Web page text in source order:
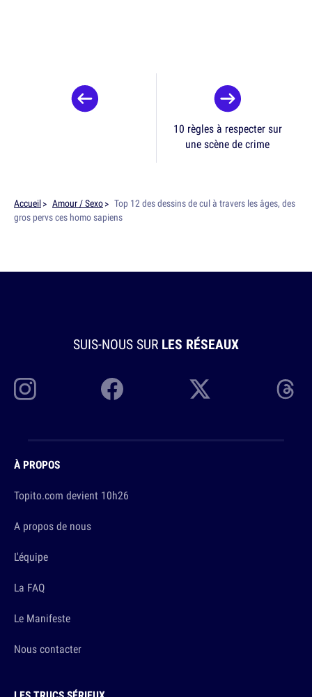
10 règles à respecter sur
une scène de crime
Accueil Amour / Sexo
Top 12 des dessins de cul à travers les âges, des
gros pervs ces homo sapiens
SUIS-NOUS SUR LES RÉSEAUX
À PROPOS
Topito.com devient 10h26
A propos de nous
L'équipe
La FAQ
Le Manifeste
Nous contacter